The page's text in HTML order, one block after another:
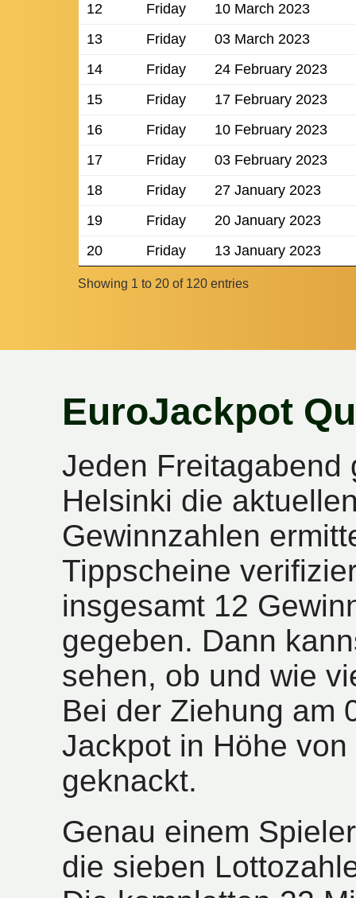
12
Friday
10 March 2023
13
Friday
03 March 2023
14
Friday
24 February 2023
15
Friday
17 February 2023
16
Friday
10 February 2023
17
Friday
03 February 2023
18
Friday
27 January 2023
19
Friday
20 January 2023
20
Friday 13 January 2023
Showing 1 to 20 of 120 entries
EuroJackpot
Jeden Freitagabend
Helsinki die
Gewinnzahlen
Tippscheine
insgesamt 12
gegeben. Dann
sehen, ob und wie
Bei der Ziehung am
Jackpot in Höhe
geknackt.
Genau einem
die sieben